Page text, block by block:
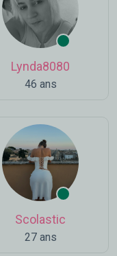
Lynda8080
46 ans
Scolastic
27 ans